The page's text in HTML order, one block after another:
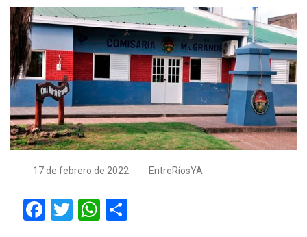
17 de febrero de 2022 EntreRíosYA
F
T
W